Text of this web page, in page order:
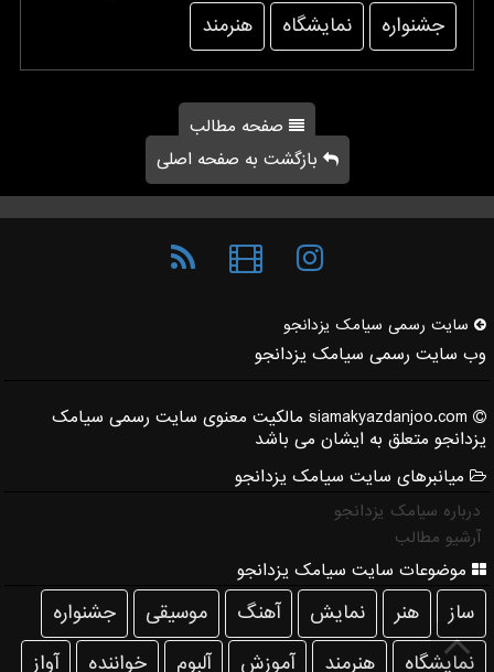
جشنواره
نمایشگاه هنرمند
صفحه مطالب
بازگشت به صفحه اصلی
سایت رسمی سیامك یزدانجو
وب سایت رسمی سیامک یزدانجو
siamakyazdanjoo.com مالکیت معنوی سایت رسمی سیامک
یزدانجو متعلق به ایشان می باشد
میانبرهای سایت سیامک یزدانجو
درباره سیامک یزدانجو
آرشیو مطالب
موضوعات سایت سیامک یزدانجو
ساز هنر نمایش آهنگ موسیقی
جشنواره
نمایشگاه
هنرمند آموزش آلبوم خواننده آواز